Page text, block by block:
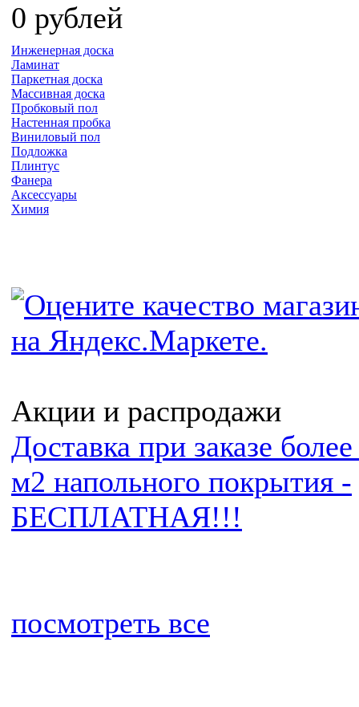
0 рублей
Инженерная доска
Ламинат
Паркетная доска
Массивная доска
Пробковый пол
Настенная пробка
Виниловый пол
Подложка
Плинтус
Фанера
Аксессуары
Химия
Акции и распродажи
Доставка при заказе
м2 напольного покрытия -
БЕСПЛАТНАЯ!!!
посмотреть все